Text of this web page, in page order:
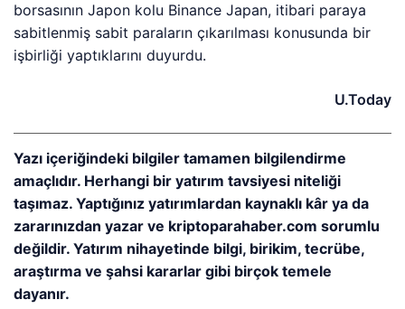
borsasının Japon kolu Binance Japan, itibari paraya
sabitlenmiş sabit paraların çıkarılması konusunda bir
işbirliği yaptıklarını duyurdu.
U.Today
Yazı içeriğindeki bilgiler tamamen bilgilendirme
amaçlıdır. Herhangi bir yatırım tavsiyesi niteliği
taşımaz. Yaptığınız yatırımlardan kaynaklı kâr ya da
zararınızdan yazar ve kriptoparahaber.com sorumlu
değildir. Yatırım nihayetinde bilgi, birikim, tecrübe,
araştırma ve şahsi kararlar gibi birçok temele
dayanır.